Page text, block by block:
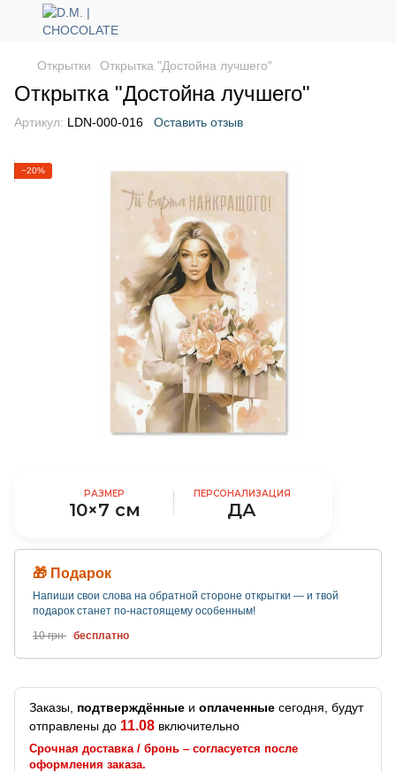
Открытки Открытка "Достойна лучшего"
Открытка "Достойна лучшего"
Артикул: LDN-000-016 Оставить отзыв
−20%
РАЗМЕР
10×7 см
ПЕРСОНАЛИЗАЦИЯ
ДА
🎁 Подарок
Напиши свои слова на обратной стороне открытки — и твой
подарок станет по-настоящему особенным!
10 грн бесплатно
Заказы, подтверждённые и оплаченные сегодня, будут
отправлены до 11.08 включительно
Срочная доставка / бронь – согласуется после
оформления заказа.